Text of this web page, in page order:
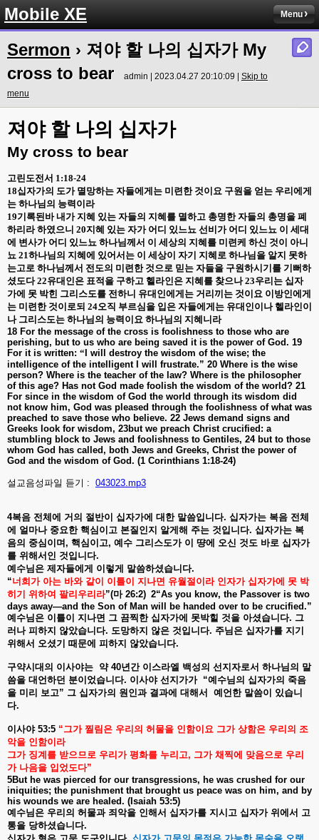
Mobile XE Menu
Sermon › 져야 할 나의 십자가 My
cross to bear
admin | 2023.04.27 20:10:09 | Skip to
menu
져야 할 나의 십자가
My cross to bear
고린도전서 1:18-24
18십자가의 도가 멸망하는 자들에게는 미련한 것이요 구원을 얻는 우리에게
는 하나님의 능력이라
19기록된바 내가 지혜 있는 자들의 지혜를 멸하고 총명한 자들의 총명을 폐
하리라 하였으니 20지혜 있는 자가 어디 있느뇨 선비가 어디 있느뇨 이 세대
에 변사가 어디 있느뇨 하나님께서 이 세상의 지혜를 미련케 하신 것이 아니
뇨 21하나님의 지혜에 있어서는 이 세상이 자기 지혜로 하나님을 알지 못하
는고로 하나님께서 전도의 미련한 것으로 믿는 자들을 구원하시기를 기뻐하
셨도다22유대인은 표적을 구하고 헬라인은 지혜를 찾으나23우리는 십자
가에 못 박힌 그리스도를 전하니 유대인에게는 거리끼는 것이요 이방인에게
는 미련한 것이로되 24오직 부르심을 입은 자들에게는 유대인이나 헬라인이
나 그리스도는 하나님의 능력이요 하나님의 지혜니라
18 For the message of the cross is foolishness to those who are
perishing, but to us who are being saved it is the power of God. 19
For it is written: “ I will destroy the wisdom of the wise; the
intelligence of the intelligent I will frustrate.” 20 Where is the wise
person? Where is the teacher of the law? Where is the philosopher
of this age? Has not God made foolish the wisdom of the world? 21
For since in the wisdom of God the world through its wisdom did
not know him, God was pleased through the foolishness of what was
preached to save those who believe. 22 Jews demand signs and
Greeks look for wisdom, 23but we preach Christ crucified: a
stumbling block to Jews and foolishness to Gentiles, 24 but to those
whom God has called, both Jews and Greeks, Christ the power of
God and the wisdom of God. (1 Corinthians 1:18-24)
설교음성파일 듣기 : 043023.mp3
4복음 전체에 거의 절반이 십자가에 대한 말씀입니다. 십자가는 복음 전체
에 얼마나 중요한 핵심이고 본질인지 알게해 주는 것입니다. 십자가는 복
음의 중심이며 , 핵심이고, 예수 그리스도가 이 땽에 오신 것도 바로 십자가
를 위해서인 것입니다.
예수님은 제자들에게 이렇게 말씀하셨습니다.
“너희가 아는 바와 같이 이틀이 지나면 유월절이라 인자가 십자가에 못 박
히기 위하여 팔리우리라”(마26:2) 2“As you know, the Passover is two
days away—and the Son of Man will be handed over to be crucified.”
예수님은 이틀이 지나면 그 끔찍한 십자가에 못박힐 것을 아셨습니다. 그
러나 피하지 않았습니다. 도망하지 않은 것입니다. 주님은 십자가를 지기
위해서 오셨기 때문에 피하지 않았습니다.
구약시대의 이사야는 약40년간 이스라엘 백성의 선지자로서 하나님의 말
씀을 대언하던 분이었습니다. 이사야 선지가가 “예수님의 십자가의 죽음
을 미리 보고” 그 십자가의 원인과 결과에 대해서 예언한 말씀이
있습니
다.
이사야53:5 “그가 찔림은 우리의 허물을 인함이요 그가 상함은 우리의 조
악을 인함이라
그가 징계를 받으므로 우리가 평화를 누리고, 그가 채찍에 맞음으로 우리
가 나음을 입었도다”
5But he was pierced for our transgressions, he was crushed for our
iniquities; the punishment that brought us peace was on him, and by
his wounds we are healed. (Isaiah 53:5)
예수님은 우리의 허물과 죄악을 인해서 십자가를 지시고 십자가 위에서 고
통을 당하셨습니다.